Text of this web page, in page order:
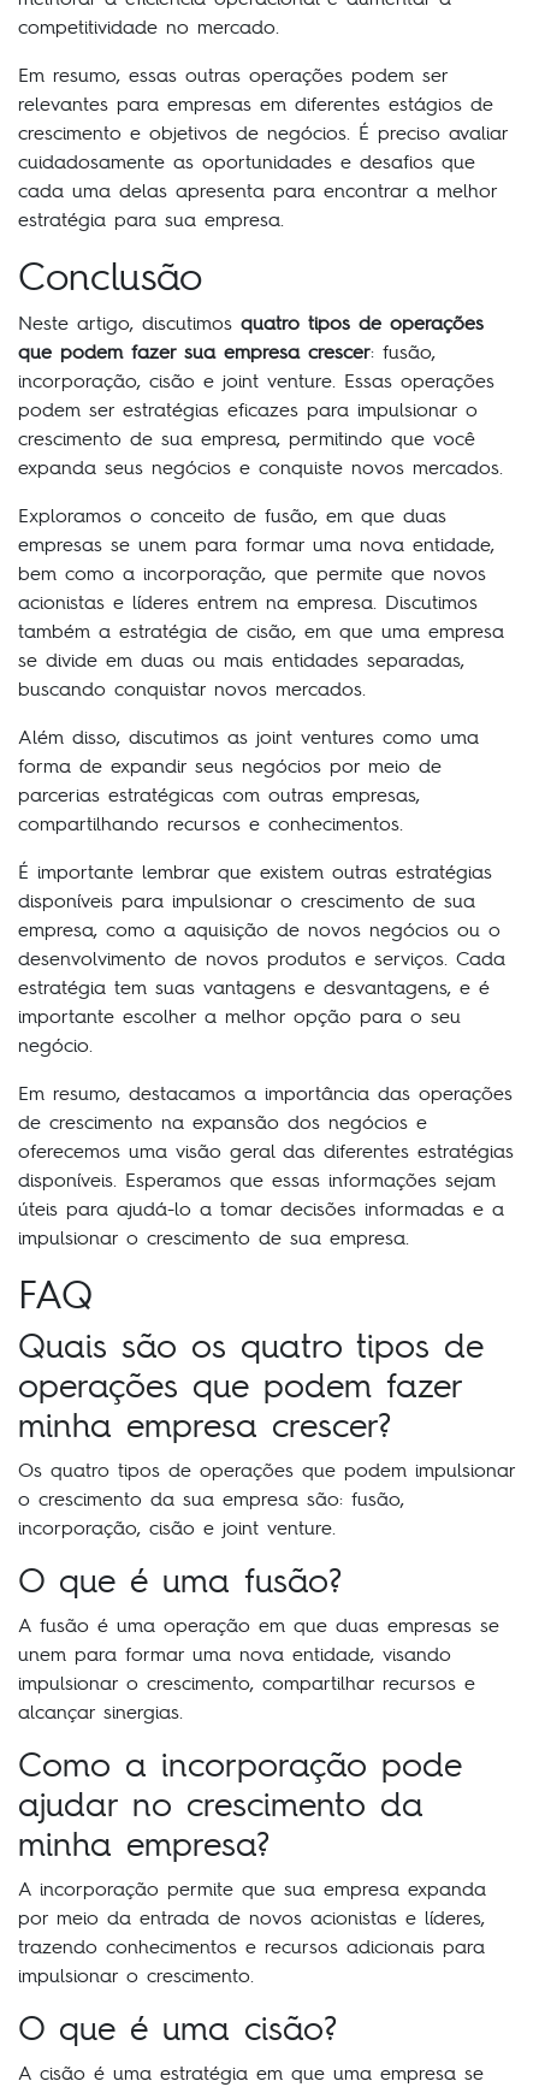
competitividade no mercado.
Em resumo, essas outras operações podem ser
relevantes para empresas em diferentes estágios de
crescimento e objetivos de negócios. É preciso avaliar
cuidadosamente as oportunidades e desafios que
cada uma delas apresenta para encontrar a melhor
estratégia para sua empresa.
Conclusão
Neste artigo, discutimos quatro tipos de operações
que podem fazer sua empresa crescer: fusão,
incorporação, cisão e joint venture. Essas operações
podem ser estratégias eficazes para impulsionar o
crescimento de sua empresa, permitindo que você
expanda seus negócios e conquiste novos mercados.
Exploramos o conceito de fusão, em que duas
empresas se unem para formar uma nova entidade,
bem como a incorporação, que permite que novos
acionistas e líderes entrem na empresa. Discutimos
também a estratégia de cisão, em que uma empresa
se divide em duas ou mais entidades separadas,
buscando conquistar novos mercados.
Além disso, discutimos as joint ventures como uma
forma de expandir seus negócios por meio de
parcerias estratégicas com outras empresas,
compartilhando recursos e conhecimentos.
É importante lembrar que existem outras estratégias
disponíveis para impulsionar o crescimento de sua
empresa, como a aquisição de novos negócios ou o
desenvolvimento de novos produtos e serviços. Cada
estratégia tem suas vantagens e desvantagens, e é
importante escolher a melhor opção para o seu
negócio.
Em resumo, destacamos a importância das operações
de crescimento na expansão dos negócios e
oferecemos uma visão geral das diferentes estratégias
disponíveis. Esperamos que essas informações sejam
úteis para ajudá-lo a tomar decisões informadas e a
impulsionar o crescimento de sua empresa.
FAQ
Quais são os quatro tipos de
operações que podem fazer
minha empresa crescer?
Os quatro tipos de operações que podem impulsionar
o crescimento da sua empresa são: fusão,
incorporação, cisão e joint venture.
O que é uma fusão?
A fusão é uma operação em que duas empresas se
unem para formar uma nova entidade, visando
impulsionar o crescimento, compartilhar recursos e
alcançar sinergias.
Como a incorporação pode
ajudar no crescimento da
minha empresa?
A incorporação permite que sua empresa expanda
por meio da entrada de novos acionistas e líderes,
trazendo conhecimentos e recursos adicionais para
impulsionar o crescimento.
O que é uma cisão?
A cisão é uma estratégia em que uma empresa se